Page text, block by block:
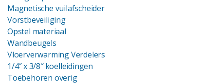
Magnetische vuilafscheider
Vorstbeveiliging
Opstel materiaal
Wandbeugels
Vloerverwarming Verdelers
1/4″ x 3/8″ koelleidingen
Toebehoren overig